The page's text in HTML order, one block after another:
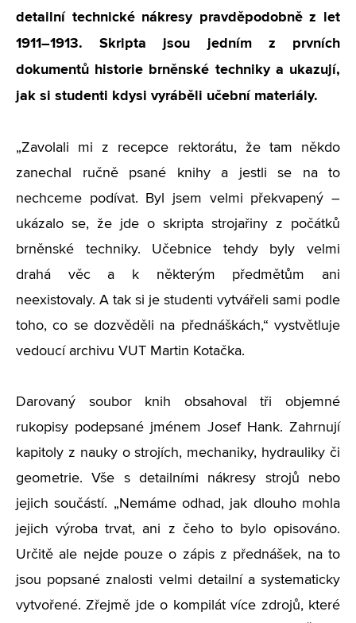
detailní technické nákresy pravděpodobně z let
1911–1913. Skripta jsou jedním z prvních
dokumentů historie brněnské techniky a ukazují,
jak si studenti kdysi vyráběli učební materiály.
„Zavolali mi z recepce rektorátu, že tam někdo
zanechal ručně psané knihy a jestli se na to
nechceme podívat. Byl jsem velmi překvapený –
ukázalo se, že jde o skripta strojařiny z počátků
brněnské techniky. Učebnice tehdy byly velmi
drahá věc a k některým předmětům ani
neexistovaly. A tak si je studenti vytvářeli sami podle
toho, co se dozvěděli na přednáškách,“ vystvětluje
vedoucí archivu VUT Martin Kotačka.
Darovaný soubor knih obsahoval tři objemné
rukopisy podepsané jménem Josef Hank. Zahrnují
kapitoly z nauky o strojích, mechaniky, hydrauliky či
geometrie. Vše s detailními nákresy strojů nebo
jejich součástí. „Nemáme odhad, jak dlouho mohla
jejich výroba trvat, ani z čeho to bylo opisováno.
Určitě ale nejde pouze o zápis z přednášek, na to
jsou popsané znalosti velmi detailní a systematicky
vytvořené. Zřejmě jde o kompilát více zdrojů, které